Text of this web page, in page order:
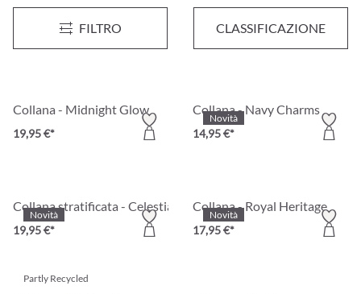
FILTRO CLASSIFICAZIONE
Collana - Royal Mosaic
Novità
Collana - Dreamy Round
17,95 €*
Collana - Midnight Glow
19,95 €*
Novità
Collana - Navy Charms
14,95 €*
Novità
Collana stratificata - Celestial Glow
19,95 €*
Novità
Collana - Royal Heritage
17,95 €*
Partly Recycled